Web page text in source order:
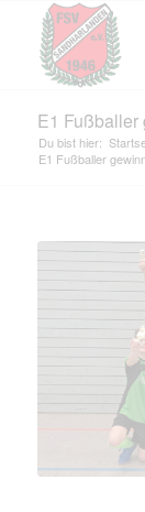
E1 Fußballer
Du bist hier:
E1 Fußballer